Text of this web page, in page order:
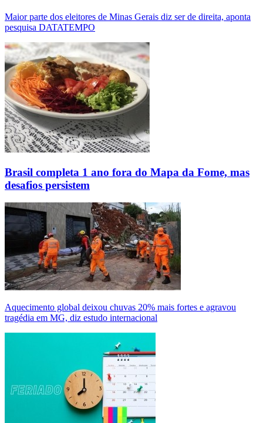
Maior parte dos eleitores de Minas Gerais diz ser de direita, aponta
pesquisa DATATEMPO
Brasil completa 1 ano fora do Mapa da Fome, mas
desafios persistem
Aquecimento global deixou chuvas 20% mais fortes e agravou
tragédia em MG, diz estudo internacional